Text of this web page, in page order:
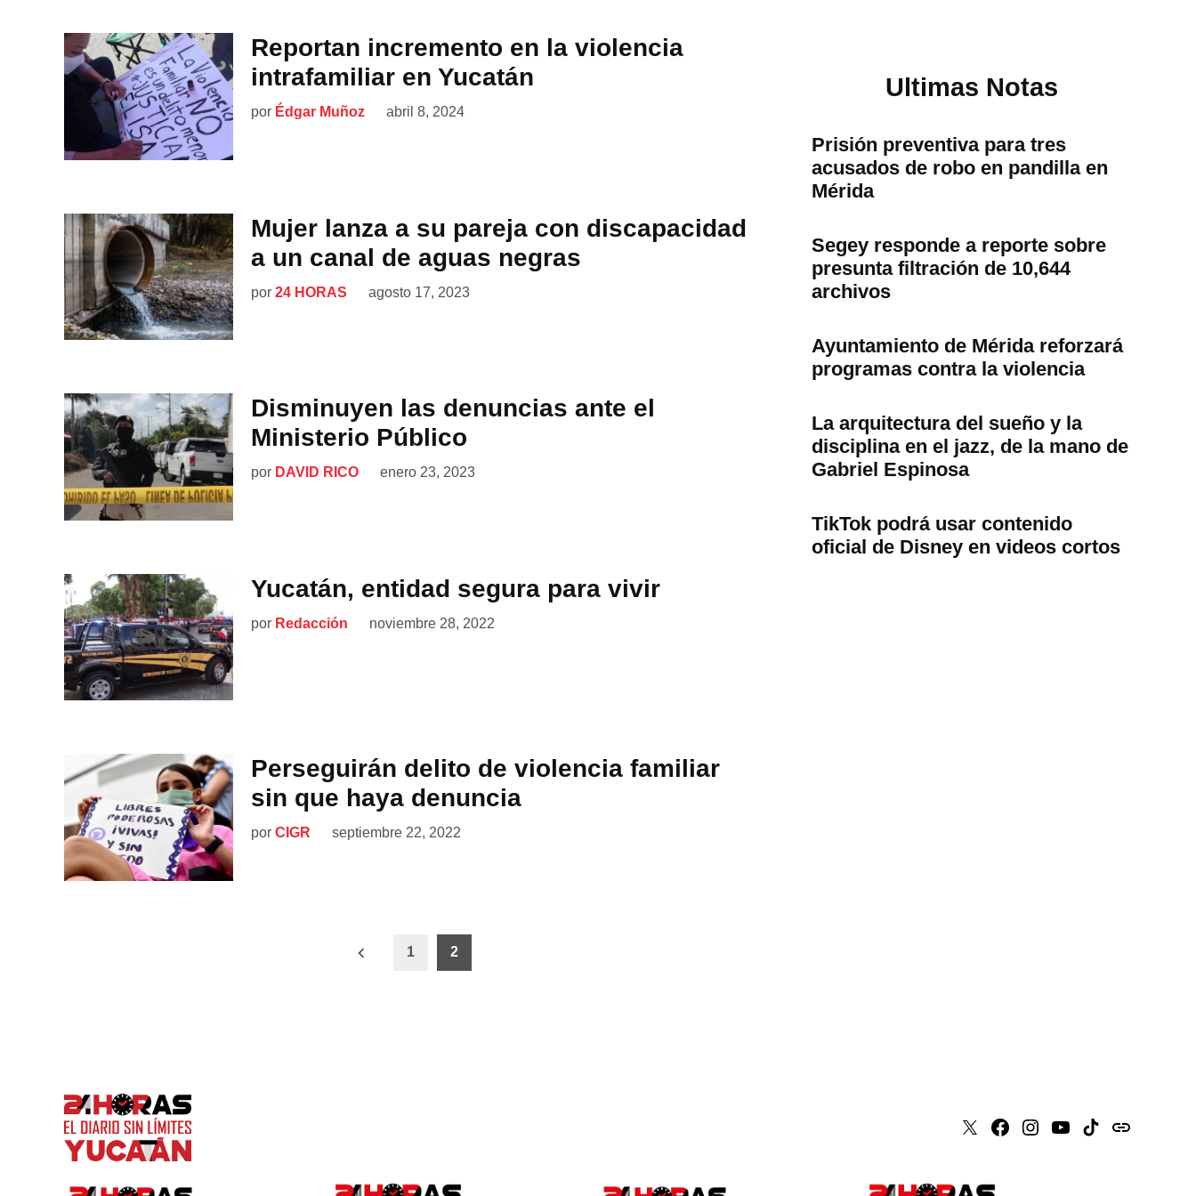
Reportan incremento en la violencia
intrafamiliar en Yucatán
por Édgar Muñoz abril 8, 2024
Mujer lanza a su pareja con discapacidad
a un canal de aguas negras
por 24 HORAS agosto 17, 2023
Disminuyen las denuncias ante el
Ministerio Público
por DAVID RICO enero 23, 2023
Yucatán, entidad segura para vivir
por Redacción noviembre 28, 2022
Perseguirán delito de violencia familiar
sin que haya denuncia
por CIGR septiembre 22, 2022
1 2
Ultimas Notas
Prisión preventiva para tres
acusados de robo en pandilla en
Mérida
Segey responde a reporte sobre
presunta filtración de 10,644
archivos
Ayuntamiento de Mérida reforzará
programas contra la violencia
La arquitectura del sueño y la
disciplina en el jazz, de la mano de
Gabriel Espinosa
TikTok podrá usar contenido
oficial de Disney en videos cortos
X Faceboook
Instagram
Youtube
Tiktokissuu